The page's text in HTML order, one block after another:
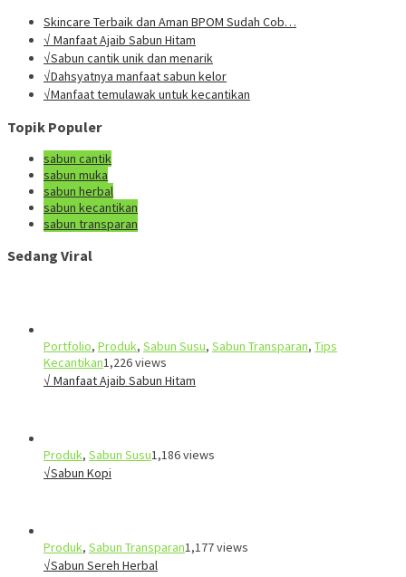
Skincare Terbaik dan Aman BPOM Sudah Cob…
√ Manfaat Ajaib Sabun Hitam
√Sabun cantik unik dan menarik
√Dahsyatnya manfaat sabun kelor
√Manfaat temulawak untuk kecantikan
Topik Populer
sabun cantik
sabun muka
sabun herbal
sabun kecantikan
sabun transparan
Sedang Viral
Portfolio, Produk, Sabun Susu, Sabun Transparan, Tips
Kecantikan1,226 views
√ Manfaat Ajaib Sabun Hitam
Produk, Sabun Susu1,186 views
√Sabun Kopi
Produk, Sabun Transparan1,177 views
√Sabun Sereh Herbal